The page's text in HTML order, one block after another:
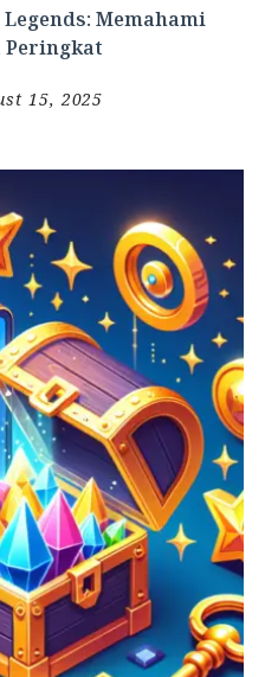
Memahami
15, 2025